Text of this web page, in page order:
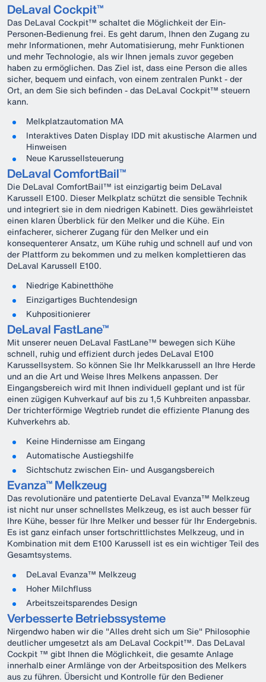
DeLaval Cockpit™
Das DeLaval Cockpit™ schaltet die Möglichkeit der Ein-
Personen-Bedienung frei. Es geht darum, Ihnen den Zugang zu
mehr Informationen, mehr Automatisierung, mehr Funktionen
und mehr Technologie, als wir Ihnen jemals zuvor gegeben
haben zu ermöglichen. Das Ziel ist, dass eine Person die alles
sicher, bequem und einfach, von einem zentralen Punkt - der
Ort, an dem Sie sich befinden - das DeLaval Cockpit™ steuern
kann.
Melkplatzautomation MA
Interaktives Daten Display IDD mit akustische Alarmen und
Hinweisen
Neue Karussellsteuerung
DeLaval ComfortBail™
Die DeLaval ComfortBail™ ist einzigartig beim DeLaval
Karussell E100. Dieser Melkplatz schützt die sensible Technik
und integriert sie in dem niedrigen Kabinett. Dies gewährleistet
einen klaren Überblick für den Melker und die Kühe. Ein
einfacherer, sicherer Zugang für den Melker und ein
konsequenterer Ansatz, um Kühe ruhig und schnell auf und von
der Plattform zu bekommen und zu melken komplettieren das
DeLaval Karussell E100.
Niedrige Kabinetthöhe
Einzigartiges Buchtendesign
Kuhpositionierer
DeLaval FastLane™
Mit unserer neuen DeLaval FastLane™ bewegen sich Kühe
schnell, ruhig und effizient durch jedes DeLaval E100
Karussellsystem. So können Sie Ihr Melkkarussell an Ihre Herde
und an die Art und Weise Ihres Melkens anpassen. Der
Eingangsbereich wird mit Ihnen individuell geplant und ist für
einen zügigen Kuhverkauf auf bis zu 1,5 Kuhbreiten anpassbar.
Der trichterförmige Wegtrieb rundet die effiziente Planung des
Kuhverkehrs ab.
Keine Hindernisse am Eingang
Automatische Austiegshilfe
Sichtschutz zwischen Ein- und Ausgangsbereich
Evanza™ Melkzeug
Das revolutionäre und patentierte DeLaval Evanza™ Melkzeug
ist nicht nur unser schnellstes Melkzeug, es ist auch besser für
Ihre Kühe, besser für Ihre Melker und besser für Ihr Endergebnis.
Es ist ganz einfach unser fortschrittlichstes Melkzeug, und in
Kombination mit dem E100 Karussell ist es ein wichtiger Teil des
Gesamtsystems.
DeLaval Evanza™ Melkzeug
Hoher Milchfluss
Arbeitszeitsparendes Design
Verbesserte Betriebssysteme
Nirgendwo haben wir die "Alles dreht sich um Sie" Philosophie
deutlicher umgesetzt als am DeLaval Cockpit™. Das DeLaval
Cockpit ™ gibt Ihnen die Möglichkeit, die gesamte Anlage
innerhalb einer Armlänge von der Arbeitsposition des Melkers
aus zu führen. Übersicht und Kontrolle für den Bediener